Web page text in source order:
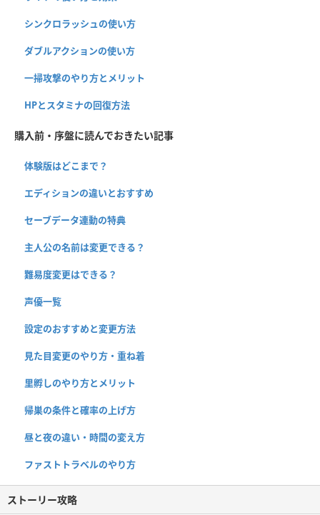
シンクロラッシュの使い方
ダブルアクションの使い方
一掃攻撃のやり方とメリット
HPとスタミナの回復方法
購入前・序盤に読んでおきたい記事
体験版はどこまで？
エディションの違いとおすすめ
セーブデータ連動の特典
主人公の名前は変更できる？
難易度変更はできる？
声優一覧
設定のおすすめと変更方法
見た目変更のやり方・重ね着
里孵しのやり方とメリット
帰巣の条件と確率の上げ方
昼と夜の違い・時間の変え方
ファストトラベルのやり方
ストーリー攻略